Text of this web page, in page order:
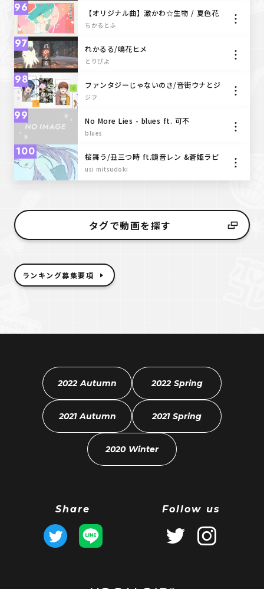
96
【オリジナル曲】激かわ☆生物 / 夏色花
梨
ちかるとふ
97 れかるる/鳴花ヒメ
とりぴよ
98
ファンタジーじゃないのさ/音街ウナとジ
ヲ
ジヲ
99 No More Lies - blues ft. 可不
blues
100
桜舞う/丑三つ時 ft.鏡音レン &蒼姫ラピ
ス・GUMI
usi mitsudoki
タグで動画を探す
ランキング募集要項
2022 Autumn 2022 Spring
2021 Autumn 2021 Spring
2020 Winter
Share Follow us